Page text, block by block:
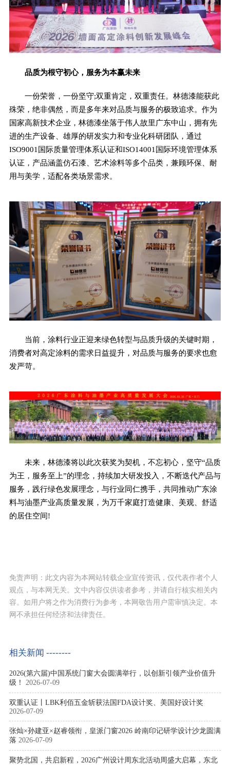
品质为根守初心，服务为本赢未来
一份荣誉，一份坚守;双重肯定，双重责任。林德漆能获此
殊荣，绝非偶然，而是多年来对品质与服务的极致追求。作为
国家高新技术企业，林德漆坐落于伟人故里广东中山，拥有先
进的生产设备、雄厚的研发实力和专业化科研团队，通过
ISO9001国际质量管理体系认证和ISO14001国际环境管理体系
认证，产品涵盖仿石漆、艺术涂料等多个品类，兼顾环保、耐
用与美学，适配各类场景需求。
当前，涂料行业正迎来绿色转型与品质升级的关键时期，
消费者对高定涂料的需求日益提升，对品质与服务的要求也愈
发严苛。
未来，林德漆将以此次获奖为契机，不忘初心，坚守“品质
为王，服务至上”的理念，持续加大研发投入，不断迭代产品与
服务，践行绿色发展理念，与行业同仁携手，共同推动广东涂
料与油墨产业高质量发展，为万千家庭打造健康、美观、舒适
的居住空间!
免责声明：此文内容为本网站转载企业宣传资讯，仅代表作者个人
观点，与本网无关。文中内容仅供读者参考，并请自行核实相关内
容。如用户将之作为消费行为参考，本网敬告用户需审慎决定。本
网不承担任何经济和法律责任。
相关新闻 --------
2026(第六届)中国系统门窗大会圆满举行，以创新引领产业价值升
级！
2026-07-09
双重认证丨LBK利佰五金斩获法国FDA设计奖、美国好设计奖
2026-07-09
张灿×孙建亚×赵睿领衔，皇派门窗2026 岭南印记研学设计沙龙圆满
落 2026-07-09
聚势北国，共启新程，2026广州设计周东北活动周盛大启幕，东北